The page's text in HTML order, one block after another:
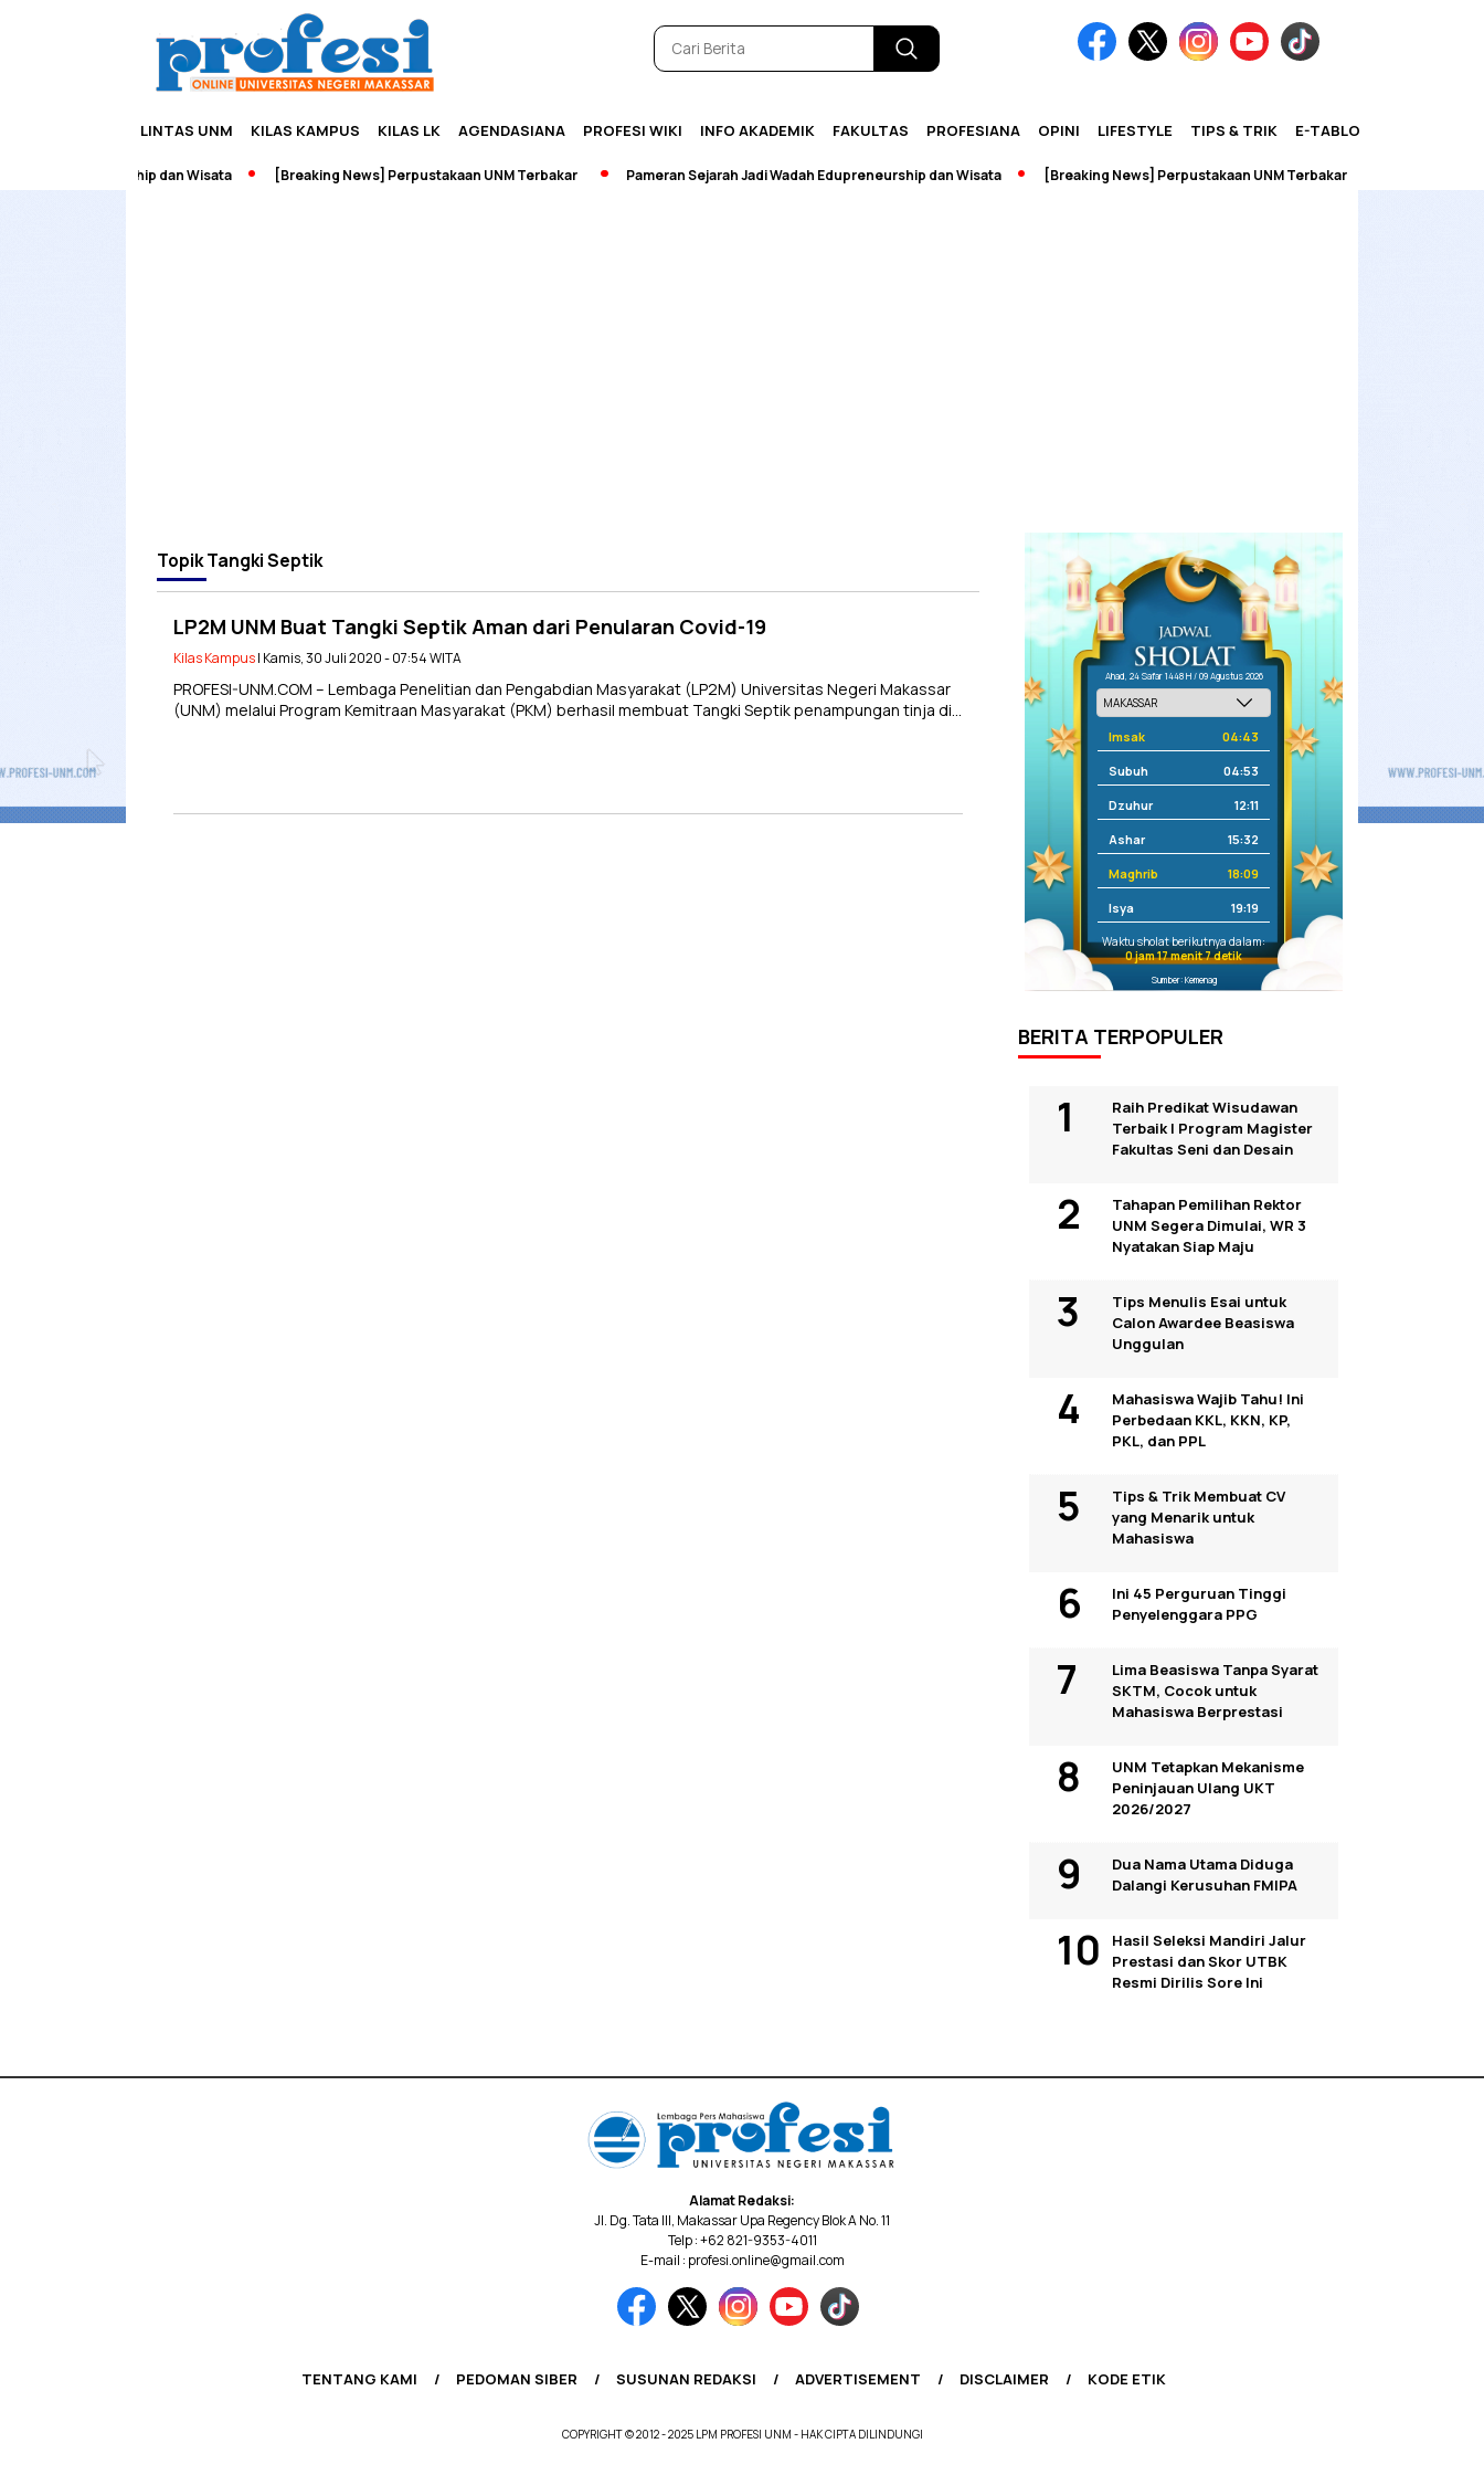
LINTAS UNM KILAS KAMPUS KILAS LK AGENDASIANA PROFESI WIKI INFO AKADEMIK FAKULTAS PROFESIANA OPINI LIFESTYLE TIPS & TRIK E-TABLOID
Edupreneurship dan Wisata [Breaking News] Perpustakaan UNM Terbakar Pameran Sejarah Jadi Wadah Edupreneurship dan Wisata [Breaking News] Perpustakaan UNM Terbakar
TopikTangki Septik
LP2M UNM Buat Tangki Septik Aman dari Penularan Covid-19
Kilas Kampus| Kamis, 30 Juli 2020 - 07:54 WITA
PROFESI-UNM.COM – Lembaga Penelitian dan Pengabdian Masyarakat (LP2M) Universitas Negeri Makassar
(UNM) melalui Program Kemitraan Masyarakat (PKM) berhasil membuat Tangki Septik penampungan tinja di…
Ahad, 24 Safar 1448 H / 09 Agustus 2026
Imsak 04:43
Subuh 04:53
Dzuhur 12:11
Ashar 15:32
Maghrib 18:09
Isya 19:19
Waktu sholat berikutnya dalam:
0 jam 17 menit 7 detik
Sumber: Kemenag
BERITA TERPOPULER
Raih Predikat Wisudawan
Terbaik I Program Magister
Fakultas Seni dan Desain
Tahapan Pemilihan Rektor
UNM Segera Dimulai, WR 3
Nyatakan Siap Maju
Tips Menulis Esai untuk
Calon Awardee Beasiswa
Unggulan
Mahasiswa Wajib Tahu! Ini
Perbedaan KKL, KKN, KP,
PKL, dan PPL
Tips & Trik Membuat CV
yang Menarik untuk
Mahasiswa
Ini 45 Perguruan Tinggi
Penyelenggara PPG
Lima Beasiswa Tanpa Syarat
SKTM, Cocok untuk
Mahasiswa Berprestasi
UNM Tetapkan Mekanisme
Peninjauan Ulang UKT
2026/2027
Dua Nama Utama Diduga
Dalangi Kerusuhan FMIPA
Hasil Seleksi Mandiri Jalur
Prestasi dan Skor UTBK
Resmi Dirilis Sore Ini
Alamat Redaksi:
Jl. Dg. Tata III, Makassar Upa Regency Blok A No. 11
Telp : +62 821-9353-4011
E-mail : profesi.online@gmail.com
TENTANG KAMI PEDOMAN SIBER SUSUNAN REDAKSI ADVERTISEMENT DISCLAIMER KODE ETIK
COPYRIGHT © 2012 - 2025 LPM PROFESI UNM - HAK CIPTA DILINDUNGI